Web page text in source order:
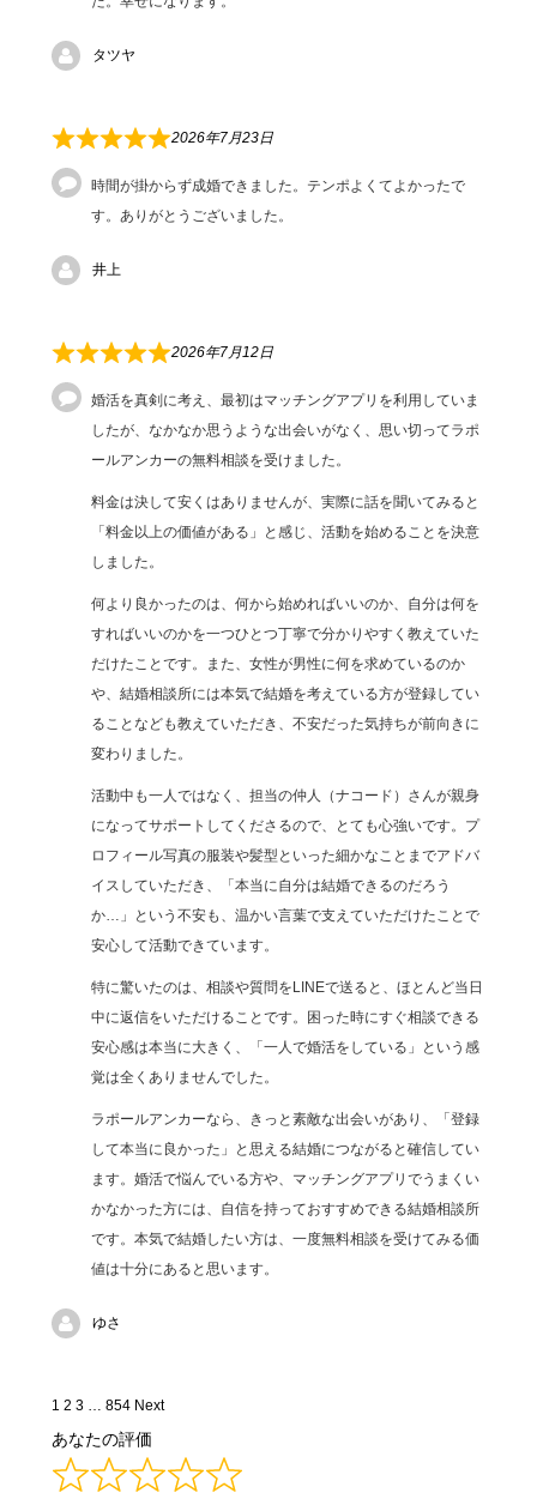
タツヤ
2026年7月23日
時間が掛からず成婚できました。テンポよくてよかったで
す。ありがとうございました。
井上
2026年7月12日
婚活を真剣に考え、最初はマッチングアプリを利用していま
したが、なかなか思うような出会いがなく、思い切ってラポ
ールアンカーの無料相談を受けました。
料金は決して安くはありませんが、実際に話を聞いてみると
「料金以上の価値がある」と感じ、活動を始めることを決意
しました。
何より良かったのは、何から始めればいいのか、自分は何を
すればいいのかを一つひとつ丁寧で分かりやすく教えていた
だけたことです。また、女性が男性に何を求めているのか
や、結婚相談所には本気で結婚を考えている方が登録してい
ることなども教えていただき、不安だった気持ちが前向きに
変わりました。
活動中も一人ではなく、担当の仲人（ナコード）さんが親身
になってサポートしてくださるので、とても心強いです。プ
ロフィール写真の服装や髪型といった細かなことまでアドバ
イスしていただき、「本当に自分は結婚できるのだろう
か…」という不安も、温かい言葉で支えていただけたことで
安心して活動できています。
特に驚いたのは、相談や質問をLINEで送ると、ほとんど当日
中に返信をいただけることです。困った時にすぐ相談できる
安心感は本当に大きく、「一人で婚活をしている」という感
覚は全くありませんでした。
ラポールアンカーなら、きっと素敵な出会いがあり、「登録
して本当に良かった」と思える結婚につながると確信してい
ます。婚活で悩んでいる方や、マッチングアプリでうまくい
かなかった方には、自信を持っておすすめできる結婚相談所
です。本気で結婚したい方は、一度無料相談を受けてみる価
値は十分にあると思います。
ゆさ
Site
Reviews
navigation
Page
1 Page
2 Page
3 … Page
854 Next
あなたの評価